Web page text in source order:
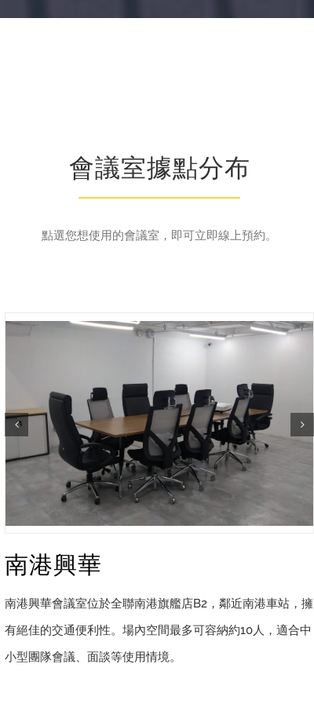
會議室據點分布
點選您想使用的會議室，即可立即線上預約。
南港興華
南港興華會議室位於全聯南港旗艦店B2，鄰近南港車站，擁
有絕佳的交通便利性。場內空間最多可容納約10人，適合中
小型團隊會議、面談等使用情境。